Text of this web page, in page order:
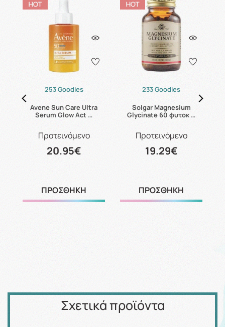
253 Goodies
Avene Sun Care Ultra
Serum Glow Act …
Προτεινόμενο
20.95€
ΠΡΟΣΘΗΚΗ
233 Goodies
Solgar Magnesium
Glycinate 60 φυτοκ …
Προτεινόμενο
19.29€
ΠΡΟΣΘΗΚΗ
Σχετικά προϊόντα